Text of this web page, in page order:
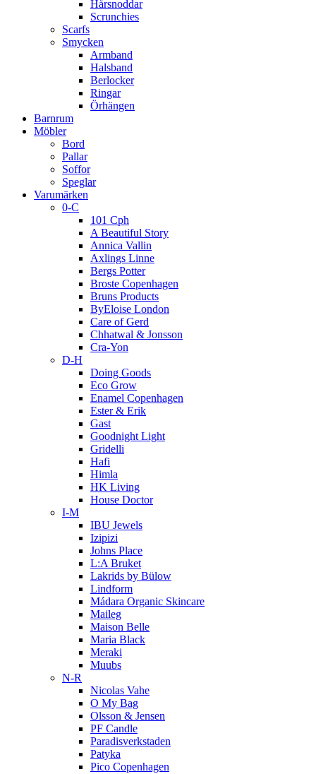
Hårsnoddar
Scrunchies
Scarfs
Smycken
Armband
Halsband
Berlocker
Ringar
Örhängen
Barnrum
Möbler
Bord
Pallar
Soffor
Speglar
Varumärken
0-C
101 Cph
A Beautiful Story
Annica Vallin
Axlings Linne
Bergs Potter
Broste Copenhagen
Bruns Products
ByEloise London
Care of Gerd
Chhatwal & Jonsson
Cra-Yon
D-H
Doing Goods
Eco Grow
Enamel Copenhagen
Ester & Erik
Gast
Goodnight Light
Gridelli
Hafi
Himla
HK Living
House Doctor
I-M
IBU Jewels
Izipizi
Johns Place
L:A Bruket
Lakrids by Bülow
Lindform
Mádara Organic Skincare
Maileg
Maison Belle
Maria Black
Meraki
Muubs
N-R
Nicolas Vahe
O My Bag
Olsson & Jensen
PF Candle
Paradisverkstaden
Patyka
Pico Copenhagen